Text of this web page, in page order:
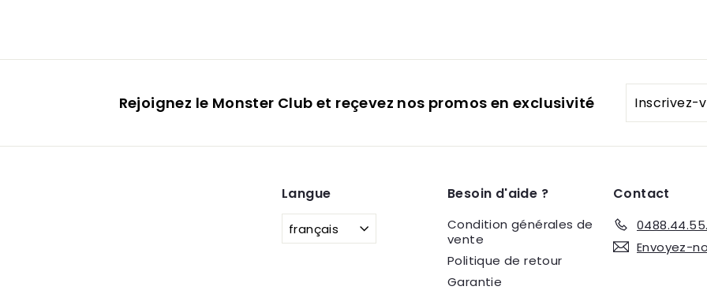
Rejoignez le Monster Club et reçevez nos promos en exclusivité
vous
à
notre
Langue
français
Besoin d'aide ?
Condition générales de
vente
Politique de retour
Garantie
Contact
Envoyez-